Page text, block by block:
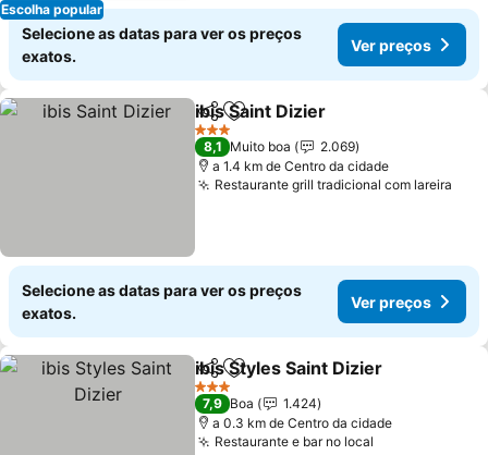
Escolha popular
Selecione as datas para ver os preços
exatos.
Ver preços
PartilharAdicionar aos favoritos
ibis Saint Dizier
3 Estrelas
8,1 Muito boa
2.069
a 1.4 km de Centro da cidade
Restaurante grill tradicional com lareira
Selecione as datas para ver os preços
exatos.
Ver preços
PartilharAdicionar aos favoritos
ibis Styles Saint Dizier
3 Estrelas
7,9 Boa
1.424
a 0.3 km de Centro da cidade
Restaurante e bar no local